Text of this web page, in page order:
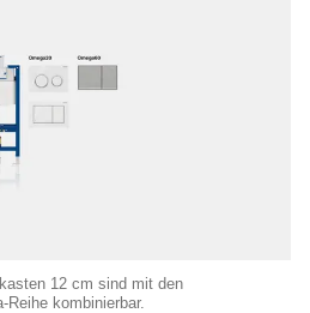
12 cm sind mit den
Reihe kombinierbar.